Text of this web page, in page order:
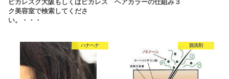
ピカレスク大阪もしくはピカレス
ク美容室で検索してくださ
い。・・・
ヘアカラーの仕組み３
ハナヘナ 脱洗剤